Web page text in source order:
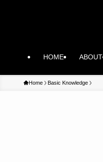
HOME ABOUT
Home Basic Knowledge